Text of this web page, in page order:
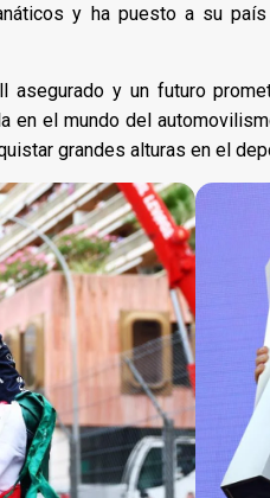
y ha puesto a su
asegurado y un futuro
en el mundo del
grandes alturas en el